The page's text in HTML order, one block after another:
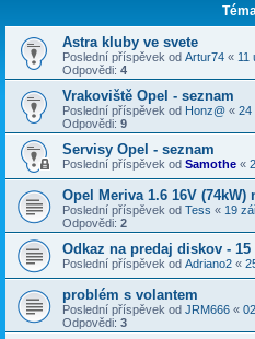
Astra kluby ve svete
Poslední příspěvek od Artur74 « 11
Odpovědi: 4
Vrakoviště Opel - seznam
Poslední příspěvek od Honz@ « 24
Odpovědi: 9
Servisy Opel - seznam
Poslední příspěvek od Samothe «
Opel Meriva 1.6 16V (74kW)
Poslední příspěvek od Tess « 19
Odpovědi: 2
Odkaz na predaj diskov - 15
Poslední příspěvek od Adriano2 «
problém s volantem
Poslední příspěvek od JRM666 «
Odpovědi: 3